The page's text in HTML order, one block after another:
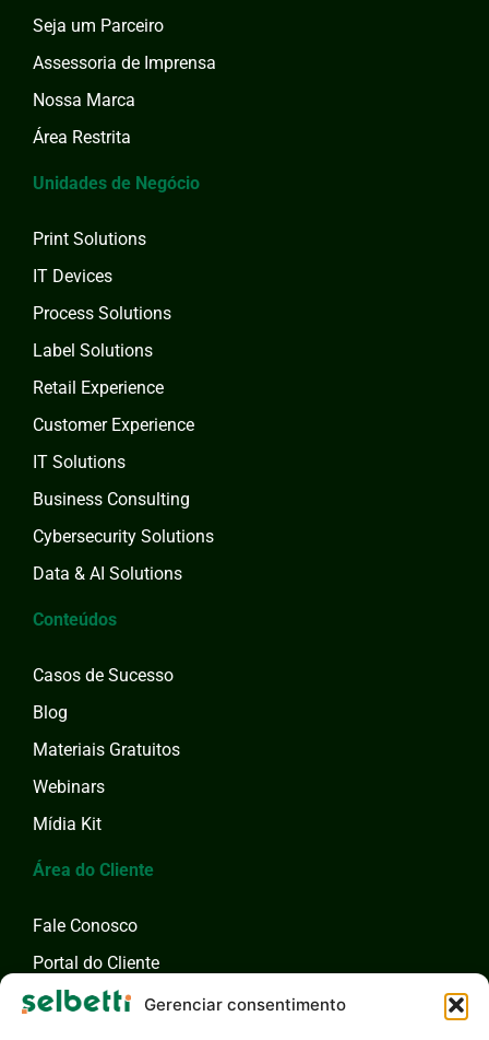
Gerenciar consentimento
Seja um Parceiro
Assessoria de Imprensa
Nossa Marca
Área Restrita
Unidades de Negócio
Print Solutions
IT Devices
Process Solutions
Label Solutions
Retail Experience
Customer Experience
IT Solutions
Business Consulting
Cybersecurity Solutions
Data & AI Solutions
Conteúdos
Casos de Sucesso
Blog
Materiais Gratuitos
Webinars
Mídia Kit
Área do Cliente
Fale Conosco
Portal do Cliente
Fale com um Especialista